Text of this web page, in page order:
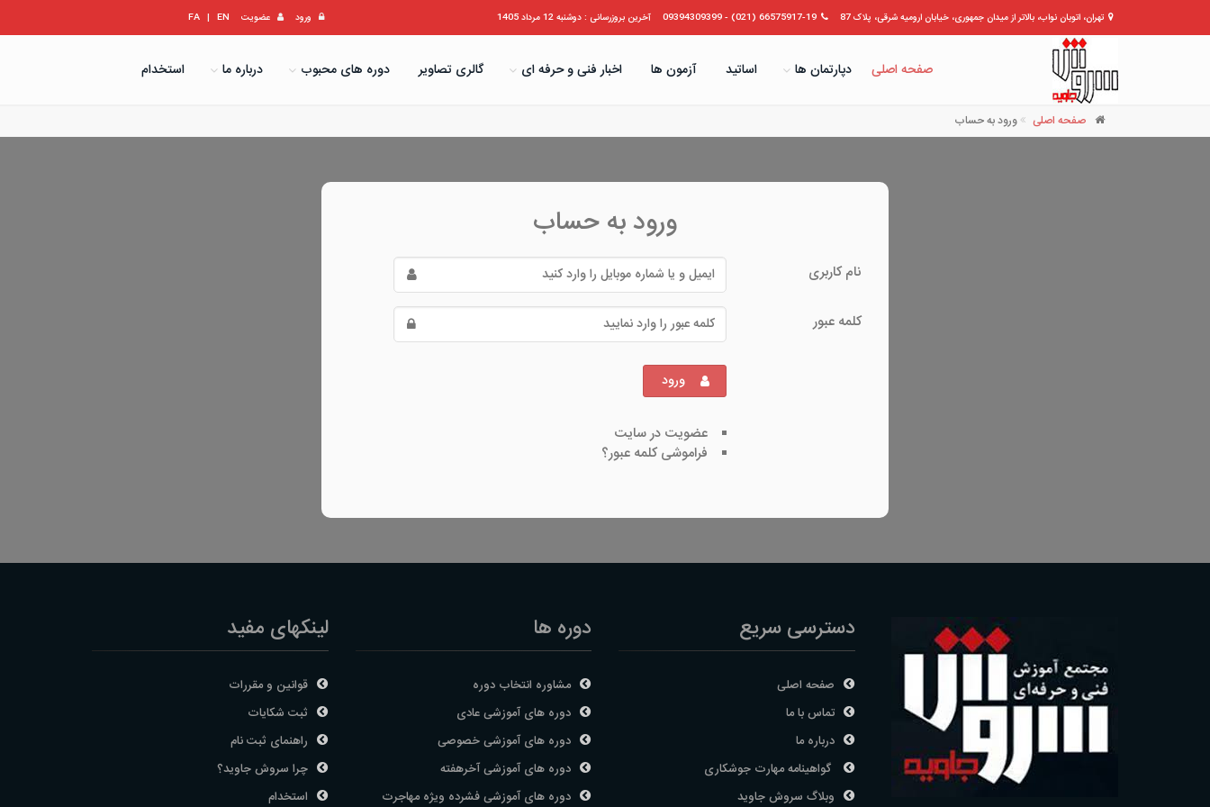
تهران، اتوبان نواب، بالاتر از میدان جمهوری، خیابان ارومیه شرقی، پلاک 87 66575917-19 (021) - 09394309399 آخرین بروزرسانی : دوشنبه 12 مرداد 1405 ورود عضویت EN
|
FA
صفحه اصلی دپارتمان ها اساتید آزمون ها اخبار فنی و حرفه ای گالری تصاویر دوره های محبوب درباره ما استخدام
صفحه اصلی ورود به حساب
ورود به حساب
نام کاربری
کلمه عبور
ورود
عضویت در سایت
فراموشی کلمه عبور؟
دسترسی سریع
صفحه اصلی
تماس با ما
درباره ما
گواهینامه مهارت جوشکاری
وبلاگ سروش جاوید
دوره ها
مشاوره انتخاب دوره
دوره های آموزشی عادی
دوره های آموزشی خصوصی
دوره های آموزشی آخرهفته
دوره های آموزشی فشرده ویژه مهاجرت
لینکهای مفید
قوانین و مقررات
ثبت شکایات
راهنمای ثبت نام
چرا سروش جاوید؟
استخدام